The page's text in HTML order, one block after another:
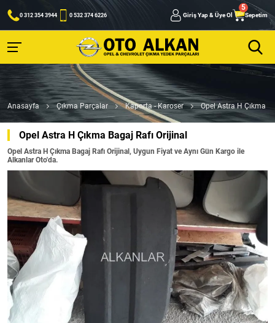
0 312 354 3944 0 532 374 6226 Giriş Yap & Üye Ol Sepetim
Anasayfa Çıkma Parçalar Kaporta - Karoser Opel Astra H Çıkma
Opel Astra H Çıkma Bagaj Rafı Orijinal
Opel Astra H Çıkma Bagaj Rafı Orijinal, Uygun Fiyat ve Aynı Gün Kargo ile
Alkanlar Oto'da.